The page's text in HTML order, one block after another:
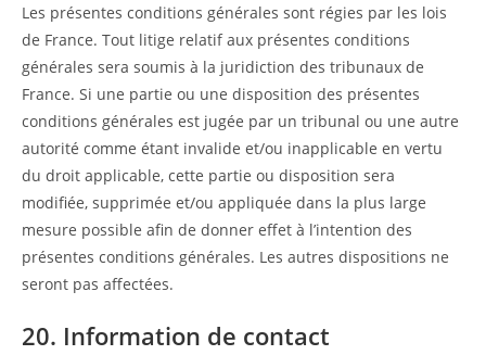
Les présentes conditions générales sont régies par les lois
de France. Tout litige relatif aux présentes conditions
générales sera soumis à la juridiction des tribunaux de
France. Si une partie ou une disposition des présentes
conditions générales est jugée par un tribunal ou une autre
autorité comme étant invalide et/ou inapplicable en vertu
du droit applicable, cette partie ou disposition sera
modifiée, supprimée et/ou appliquée dans la plus large
mesure possible afin de donner effet à l’intention des
présentes conditions générales. Les autres dispositions ne
seront pas affectées.
20. Information de contact